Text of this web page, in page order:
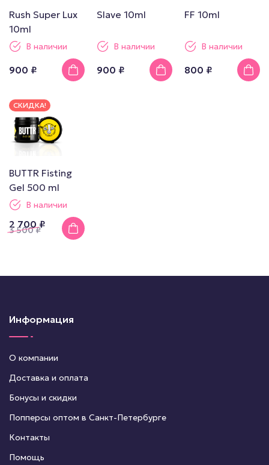
Rush Super Lux
10ml
В наличии
900 ₽
Slave 10ml
В наличии
900 ₽
FF 10ml
В наличии
800 ₽
СКИДКА!
BUTTR Fisting
Gel 500 ml
В наличии
2 700 ₽
3 500₽
Информация
О компании
Доставка и оплата
Бонусы и скидки
Попперсы оптом в Санкт-Петербурге
Контакты
Помощь